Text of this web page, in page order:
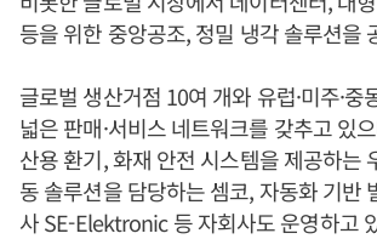
등을 위한 중앙공조, 정밀 냉각 솔루션을
글로벌 생산거점 10여 개와 유럽·미주·중
넓은 판매·서비스 네트워크를 갖추고 있
산용 환기, 화재 안전 시스템을 제공하는
동 솔루션을 담당하는 셈코, 자동화 기반
사 SE-Elektronic 등 자회사도 운영하고